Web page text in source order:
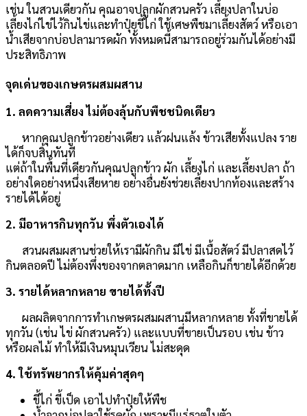
เช่น ในสวนเดียวกัน คุณอาจปลูกผักสวนครัว เลี้ยงปลาในบ่อ
เลี้ยงไก่ไข่ไว้กินไข่และทำปุ๋ยขี้ไก่ ใช้เศษพืชมาเลี้ยงสัตว์ หรือเอา
น้ำเสียจากบ่อปลามารดผัก ทั้งหมดนี้สามารถอยู่ร่วมกันได้อย่างมี
ประสิทธิภาพ
จุดเด่นของเกษตรผสมผสาน
1. ลดความเสี่ยง ไม่ต้องลุ้นกับพืชชนิดเดียว
หากคุณปลูกข้าวอย่างเดียว แล้วฝนแล้ง ข้าวเสียทั้งแปลง ราย
ได้ก็จบสิ้นทันที
แต่ถ้าในพื้นที่เดียวกันคุณปลูกข้าว ผัก เลี้ยงไก่ และเลี้ยงปลา ถ้า
อย่างใดอย่างหนึ่งเสียหาย อย่างอื่นยังช่วยเลี้ยงปากท้องและสร้าง
รายได้ได้อยู่
2. มีอาหารกินทุกวัน พึ่งตัวเองได้
สวนผสมผสานช่วยให้เรามีผักกิน มีไข่ มีเนื้อสัตว์ มีปลาสดไว้
กินตลอดปี ไม่ต้องพึ่งของจากตลาดมาก เหลือกินก็ขายได้อีกด้วย
3. รายได้หลากหลาย ขายได้ทั้งปี
ผลผลิตจากการทำเกษตรผสมผสานมีหลากหลาย ทั้งที่ขายได้
ทุกวัน (เช่น ไข่ ผักสวนครัว) และแบบที่ขายเป็นรอบ เช่น ข้าว
หรือผลไม้ ทำให้มีเงินหมุนเวียน ไม่สะดุด
4. ใช้ทรัพยากรให้คุ้มค่าสุดๆ
ขี้ไก่ ขี้เป็ด เอาไปทำปุ๋ยให้พืช